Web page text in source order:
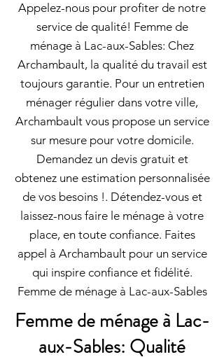
Appelez-nous pour profiter de notre
service de qualité! Femme de
ménage à Lac-aux-Sables: Chez
Archambault, la qualité du travail est
toujours garantie. Pour un entretien
ménager régulier dans votre ville,
Archambault vous propose un service
sur mesure pour votre domicile.
Demandez un devis gratuit et
obtenez une estimation personnalisée
de vos besoins !. Détendez-vous et
laissez-nous faire le ménage à votre
place, en toute confiance. Faites
appel à Archambault pour un service
qui inspire confiance et fidélité.
Femme de ménage à Lac-aux-Sables
Femme de ménage à Lac-
aux-Sables: Qualité